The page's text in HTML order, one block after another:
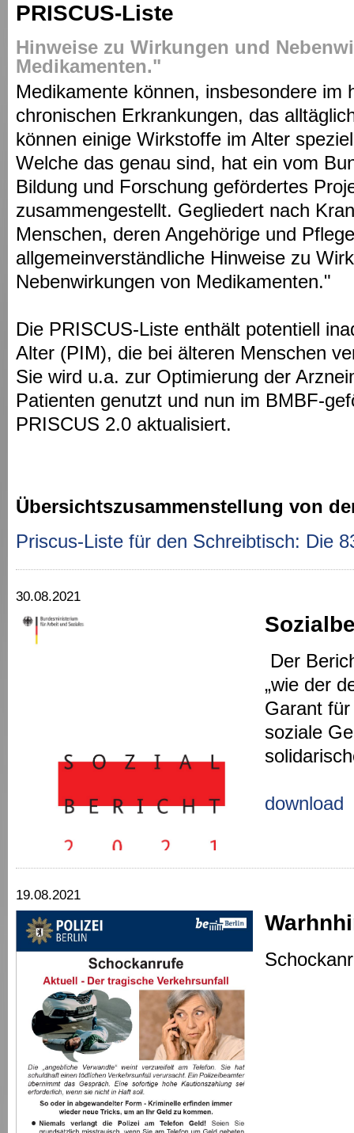
PRISCUS-Liste
Hinweise zu Wirkungen und
Medikamenten."
Medikamente können, insbesondere im
chronischen Erkrankungen, das
können einige Wirkstoffe im Alter
Welche das genau sind, hat ein vom
Bildung und Forschung gefördertes
zusammengestellt. Gegliedert nach
Menschen, deren Angehörige und
allgemeinverständliche Hinweise zu
Nebenwirkungen von Medikamenten."
Die PRISCUS-Liste enthält potentiell
Alter (PIM), die bei älteren Menschen
Sie wird u.a. zur Optimierung der
Patienten genutzt und nun im BMBF-
PRISCUS 2.0 aktualisiert.
Übersichtszusammenstellung von
Priscus-Liste für den Schreibtisch: Die
30.08.2021
Der
„wie der
Garant
soziale
download
19.08.2021